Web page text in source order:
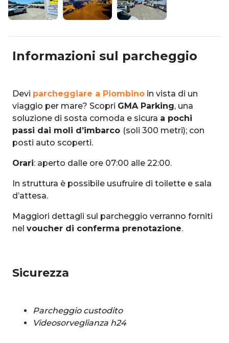
Informazioni sul parcheggio
Devi parcheggiare a Piombino in vista di un
viaggio per mare? Scopri GMA Parking, una
soluzione di sosta comoda e sicura a pochi
passi dai moli d’imbarco (soli 300 metri); con
posti auto scoperti.
Orari: aperto dalle ore 07:00 alle 22:00.
In struttura è possibile usufruire di toilette e sala
d’attesa.
Maggiori dettagli sul parcheggio verranno forniti
nel voucher di conferma prenotazione.
Sicurezza
Parcheggio custodito
Videosorveglianza h24